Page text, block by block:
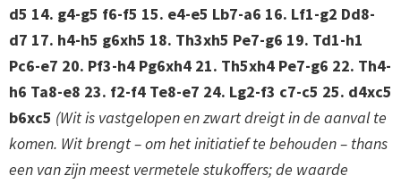
d5 14. g4-g5 f6-f5 15. e4-e5 Lb7-a6 16. Lf1-g2 Dd8-
d7 17. h4-h5 g6xh5 18. Th3xh5 Pe7-g6 19. Td1-h1
Pc6-e7 20. Pf3-h4 Pg6xh4 21. Th5xh4 Pe7-g6 22. Th4-
h6 Ta8-e8 23. f2-f4 Te8-e7 24. Lg2-f3 c7-c5 25. d4xc5
b6xc5 (Wit is vastgelopen en zwart dreigt in de aanval te
komen. Wit brengt – om het initiatief te behouden – thans
een van zijn meest vermetele stukoffers; de waarde